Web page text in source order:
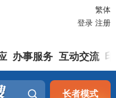
繁体
登录 注册
办事服务 互动交流
长者模式